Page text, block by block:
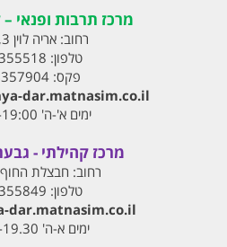
מרכז תרבות ופנאי –
רחוב:אריה לוין 3, נתניה
טלפון:
פקס:
dar.matnasim.co.il
ימים א'-ה' 11:00-19:00
מרכז קהילתי -
רחוב: חבצלת החוף 3, נתניה
טלפון:
dar.matnasim.co.il‏
ימים א-ה' 15.30-19.30